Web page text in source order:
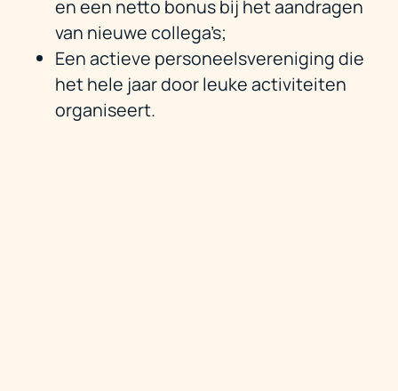
en een netto bonus bij het aandragen
van nieuwe collega’s;
Een actieve personeelsvereniging die
het hele jaar door leuke activiteiten
organiseert.